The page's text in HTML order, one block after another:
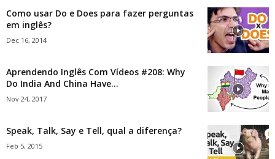
Como usar Do e Does para fazer perguntas
em inglês?
Dec 16, 2014
Aprendendo Inglês Com Vídeos #208: Why
Do India And China Have...
Nov 24, 2017
Speak, Talk, Say e Tell, qual a diferença?
Feb 5, 2015